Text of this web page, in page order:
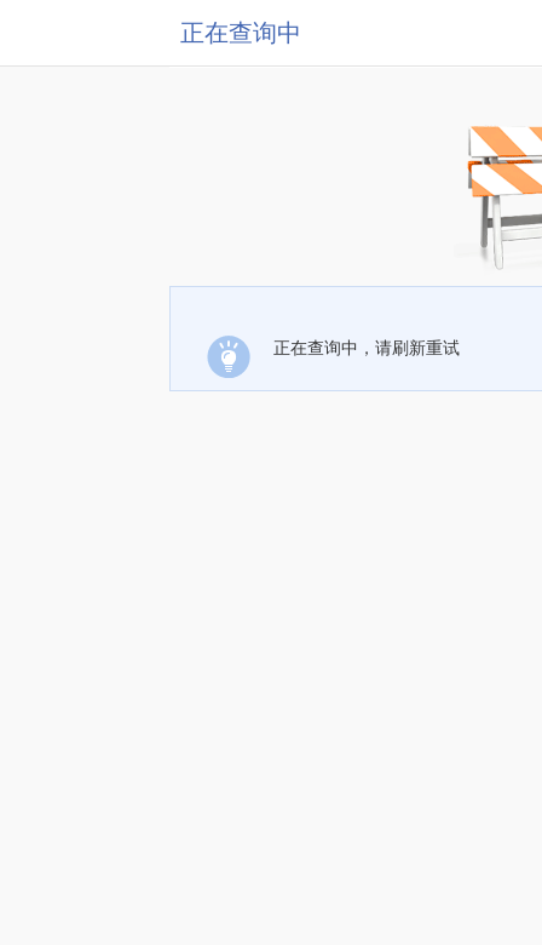
正在查询中
正在查询中，请刷新重试